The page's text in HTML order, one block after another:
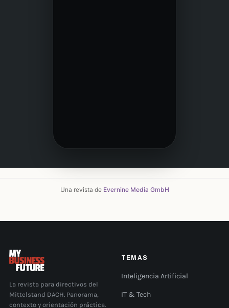
Una revista de Evernine Media GmbH
La revista para directivos del
Mittelstand DACH. Panorama,
contexto y orientación práctica.
TEMAS
Inteligencia Artificial
IT & Tech